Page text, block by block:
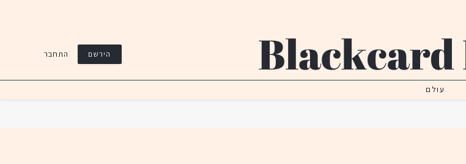
הירשם התחבר
עולם